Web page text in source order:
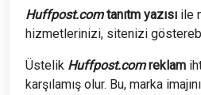
Huffpost.comtanıtm yazısı ile
hizmetlerinizi, sitenizi
Üstelik Huffpost.com reklam
karşılamış olur. Bu, marka